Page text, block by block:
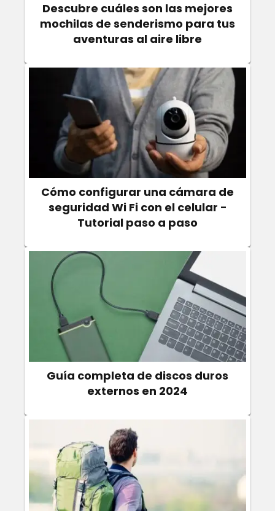
Descubre cuáles son las mejores
mochilas de senderismo para tus
aventuras al aire libre
Cómo configurar una cámara de
seguridad Wi Fi con el celular -
Tutorial paso a paso
Guía completa de discos duros
externos en 2024